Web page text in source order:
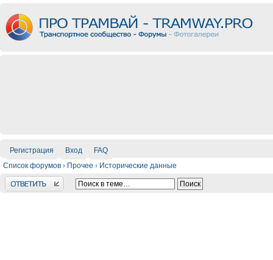
Регистрация Вход
FAQ
Список форумов › Прочее › Исторические данные
Ответить